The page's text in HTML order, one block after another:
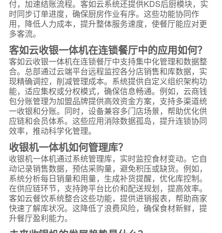
付，加速结账流程。客如云系统还提供KDS后厨模块，实
时同步订单进度，确保厨房作业有序。这些功能协同作
用，降低人力成本，提升整体服务速度，使餐厅能应对更
多客流。
客如云收银一体机在连锁餐厅中的应用如何？
客如云收银一体机在连锁餐厅中支持集中化管理和数据整
合。总部通过云端平台远程监控各分店销售和库数据，实
现精确调控，削减管理成本。系统提供自定义组织架构功
能，适应集权或分权模式，确保信息畅通。例如，云商钱
包分账管理为加盟品牌提供高效资金方案，支持多渠道统
一收银和分账。同时，设备兼容多门店场景，帮助优化供
应链和会员体系。这些应用消除数据孤岛，提升连锁协同
效率，推动科学化管理。
收银机一体机如何管理库？
收银机一体机通过系统管理库，实时监控食材变动。它自
动记录销售数据，预估采购量，避免积压或缺货。例如，
系统分析每日销量和用量，生成补货提醒，优化库控制。
在供应链环节，支持跨平台比价和配送规划，提高效率。
客如云餐饮系统整合这些功能，提供进销报表，帮助商家
快速了解库状况。这降低了浪费风险，确保食材新鲜，提
升餐厅盈利能力。